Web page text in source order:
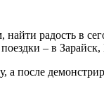
найти радость в
– в
после